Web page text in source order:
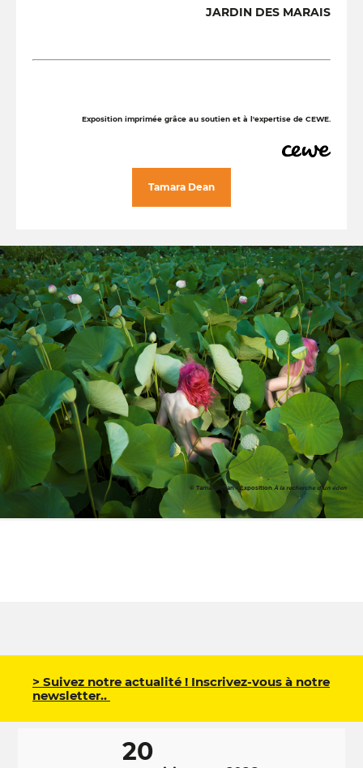
JARDIN DES MARAIS
Exposition imprimée grâce au soutien et à l'expertise de CEWE.
Tamara Dean
© Tamara Dean • Exposition À la recherche d'un éden
> Suivez notre actualité ! Inscrivez-vous à notre
newsletter..
20